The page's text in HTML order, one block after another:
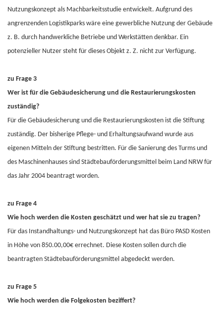
Nutzungskonzept als Machbarkeitsstudie entwickelt. Aufgrund des
angrenzenden Logistikparks wäre eine gewerbliche Nutzung der Gebäude
z. B. durch handwerkliche Betriebe und Werkstätten denkbar. Ein
potenzieller Nutzer steht für dieses Objekt z. Z. nicht zur Verfügung.
zu Frage 3
Wer ist für die Gebäudesicherung und die Restaurierungskosten
zuständig?
Für die Gebäudesicherung und die Restaurierungskosten ist die Stiftung
zuständig. Der bisherige Pflege- und Erhaltungsaufwand wurde aus
eigenen Mitteln der Stiftung bestritten. Für die Sanierung des Turms und
des Maschinenhauses sind Städtebauförderungsmittel beim Land NRW für
das Jahr 2004 beantragt worden.
zu Frage 4
Wie hoch werden die Kosten geschätzt und wer hat sie zu tragen?
Für das Instandhaltungs- und Nutzungskonzept hat das Büro PASD Kosten
in Höhe von 850.00,00€ errechnet. Diese Kosten sollen durch die
beantragten Städtebauförderungsmittel abgedeckt werden.
zu Frage 5
Wie hoch werden die Folgekosten beziffert?